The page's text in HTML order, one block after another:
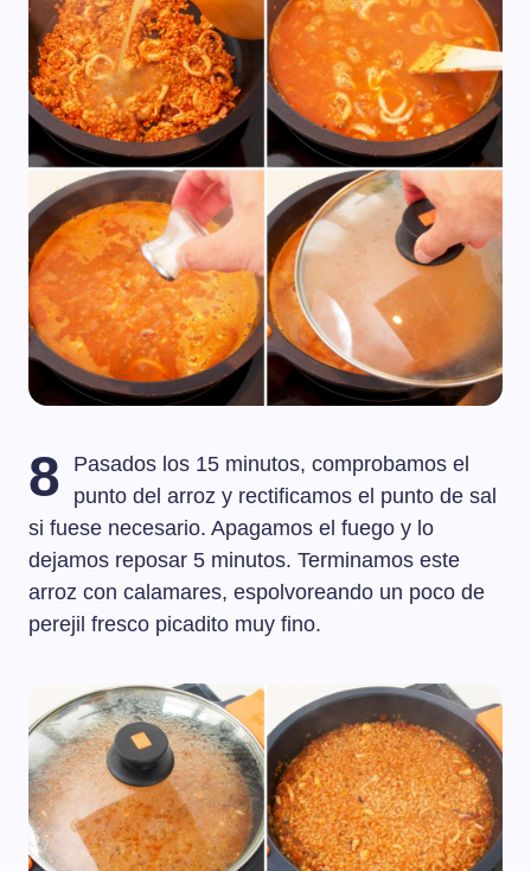
8
Pasados los 15 minutos, comprobamos el
punto del arroz y rectificamos el punto de sal
si fuese necesario. Apagamos el fuego y lo
dejamos reposar 5 minutos. Terminamos este
arroz con calamares, espolvoreando un poco de
perejil fresco picadito muy fino.